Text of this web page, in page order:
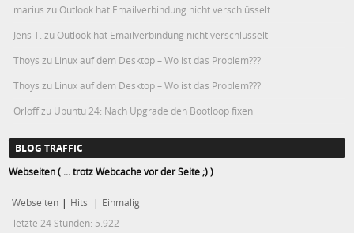
marius zu Outlook hat Emailverbindung nicht verschlüsselt
Jens T. zu Outlook hat Emailverbindung nicht verschlüsselt
Thoys zu Linux auf dem Desktop – Wo ist das Problem???
Thoys zu Linux auf dem Desktop – Wo ist das Problem???
Orloffzu Ubuntu 24: Nach Upgrade den Bootloop fixen
BLOG TRAFFIC
Webseiten ( ... trotz Webcache vor der Seite ;) )
Webseiten | Hits | Einmalig
letzte 24 Stunden: 5.922